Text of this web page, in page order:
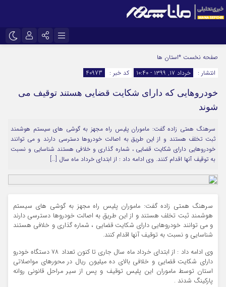
اینستاگرام
سروش ایتا
آپارات
نام کاربری یا نشانی ایمیل
رمز عبور
مرا به خاطر بسپار
صفحه نخست *استان ها
انتشار :
خرداد ۱۷, ۱۳۹۹ - ۱۰:۴۰ کد خبر : 40973
خودروهایی که دارای شکایت قضایی هستند توقیف می
شوند
سرهنگ همتی زاده گفت: ماموران پلیس راه مجهز به گوشی های سیستم هوشمند
ثبت تخلف هستند و از این طریق به اصالت خودروها دسترسی دارند و می توانند
خودروهایی دارای شکایت قضایی ، شماره گذاری و خلافی هستند شناسایی و نسبت
به توقیف آنها اقدام کنند. وی ادامه داد : از ابتدای خرداد ماه سال […]
سرهنگ همتی زاده گفت: ماموران پلیس راه مجهز به گوشی های سیستم
هوشمند ثبت تخلف هستند و از این طریق به اصالت خودروها دسترسی دارند
و می توانند خودروهایی دارای شکایت قضایی ، شماره گذاری و خلافی هستند
شناسایی و نسبت به توقیف آنها اقدام کنند.
وی ادامه داد : از ابتدای خرداد ماه سال جاری تا کنون تعداد ۷۸ دستگاه خودرو
دارای شکایت قضایی و خلافی بالای ده میلیون ریال در محورهای مواصلاتی
استان توسط ماموران این پلیس توقیف و پس از سیر مراحل قانونی روانه
پارکینگ شدند .